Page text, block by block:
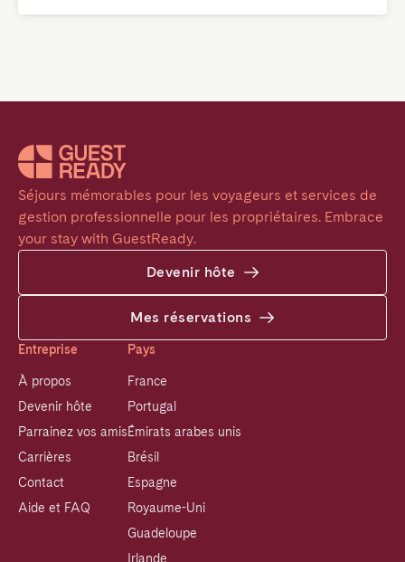
Séjours mémorables pour les voyageurs et services de
gestion professionnelle pour les propriétaires. Embrace
your stay with GuestReady.
Devenir hôte
Mes réservations
Entreprise
À propos
Devenir hôte
Parrainez vos amis
Carrières
Contact
Aide et FAQ
Pays
France
Portugal
Émirats arabes unis
Brésil
Espagne
Royaume-Uni
Guadeloupe
Irlande